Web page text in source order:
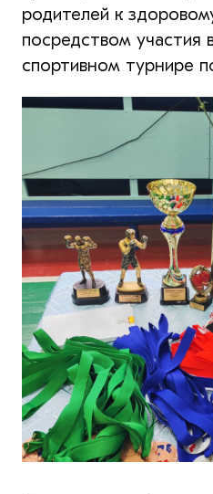
родителей к
посредством участия
спортивном турнире